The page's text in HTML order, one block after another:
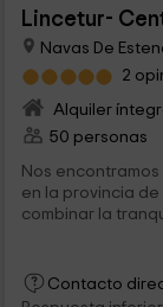
Lincetur-
Navas De
2
Alquiler
50 personas
Nos encontramos
en la provincia
combinar la
Contacto